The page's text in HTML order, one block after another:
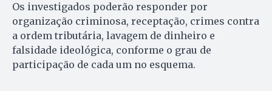
Os investigados poderão responder por
organização criminosa, receptação, crimes contra
a ordem tributária, lavagem de dinheiro e
falsidade ideológica, conforme o grau de
participação de cada um no esquema.